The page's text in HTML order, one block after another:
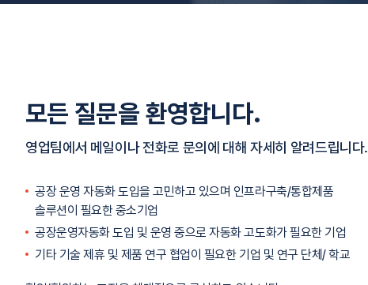
모든 질문을 환영합니다.
영업팀에서 메일이나 전화로 문의에 대해 자세히 알려드립니다.
공장 운영 자동화 도입을 고민하고 있으며 인프라구축/통합제품
솔루션이 필요한 중소기업
공장운영자동화 도입 및 운영 중으로 자동화 고도화가 필요한 기업
기타 기술 제휴 및 제품 연구 협업이 필요한 기업 및 연구 단체/ 학교